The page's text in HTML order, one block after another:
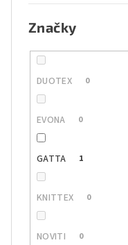
Značky
DUOTEX 0
EVONA 0
GATTA 1
KNITTEX 0
NOVITI 0